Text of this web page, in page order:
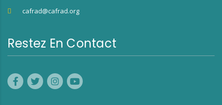
cafrad@cafrad.org
Restez En Contact